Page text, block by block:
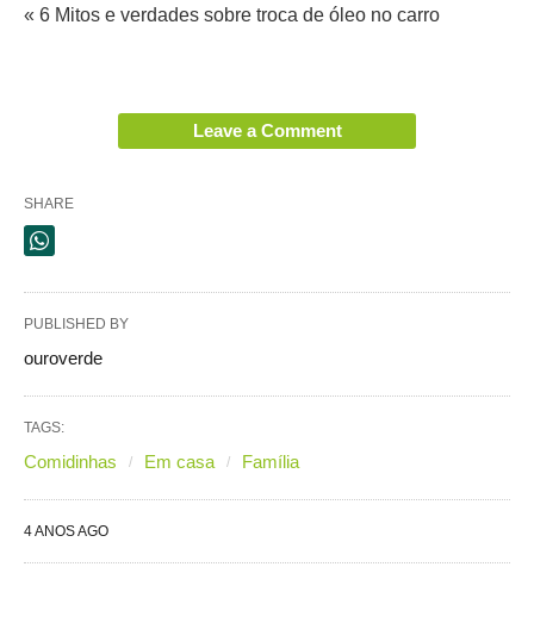
« 6 Mitos e verdades sobre troca de óleo no carro
Leave a Comment
SHARE
PUBLISHED BY
ouroverde
TAGS:
Comidinhas Em casa Família
4 ANOS AGO